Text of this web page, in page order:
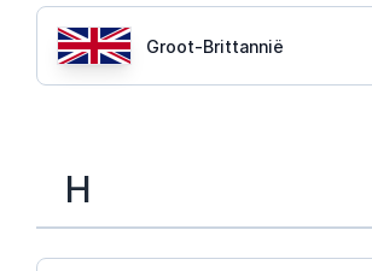
Groot-Brittannië
H